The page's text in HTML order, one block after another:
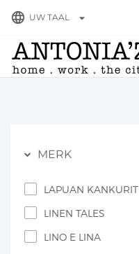
language UW TAAL arrow_drop_down
MERK
LAPUAN KANKURIT
LINEN TALES
LINO E LINA